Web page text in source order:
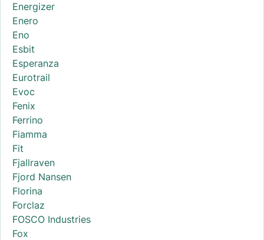
Energizer
Enero
Eno
Esbit
Esperanza
Eurotrail
Evoc
Fenix
Ferrino
Fiamma
Fit
Fjallraven
Fjord Nansen
Florina
Forclaz
FOSCO Industries
Fox